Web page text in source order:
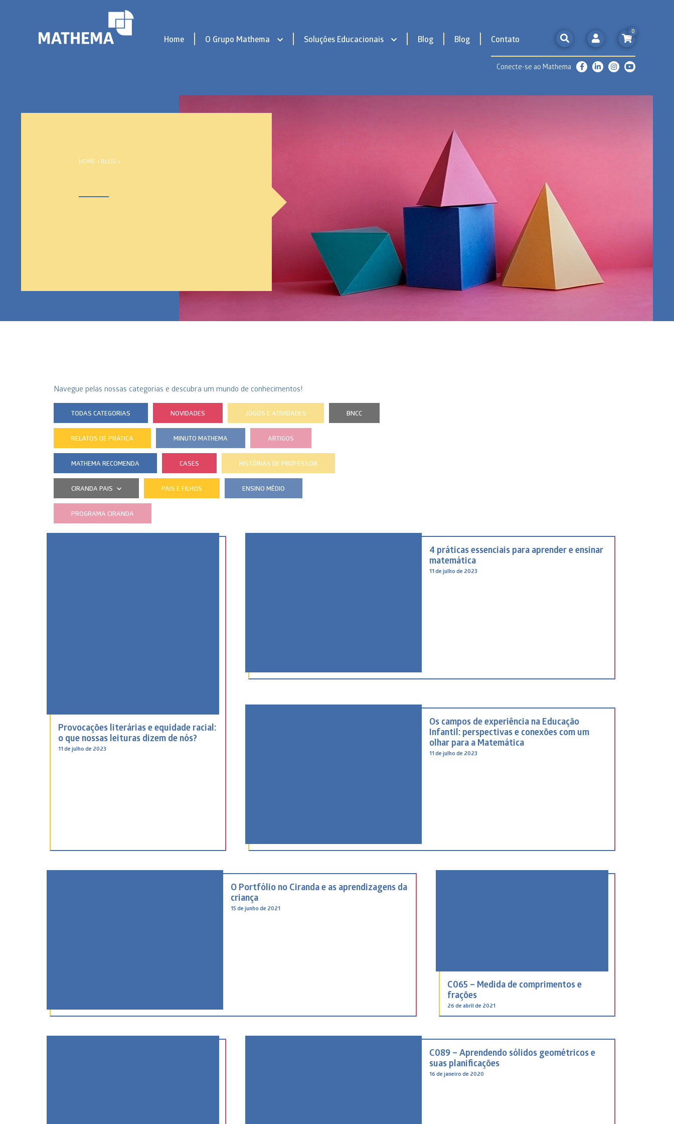
Home O Grupo Mathema Soluções Educacionais Blog Blog Contato
0
Conecte-se ao Mathema
HOME › BLOG ›
Navegue pelas nossas categorias e descubra um mundo de conhecimentos!
TODAS CATEGORIAS NOVIDADES JOGOS E ATIVIDADES BNCC
RELATOS DE PRÁTICA MINUTO MATHEMA ARTIGOS
MATHEMA RECOMENDA CASES HISTÓRIAS DE PROFESSOR
CIRANDA PAIS PAIS E FILHOS ENSINO MÉDIO
PROGRAMA CIRANDA
Provocações literárias e equidade racial:
o que nossas leituras dizem de nós?
11 de julho de 2023
4 práticas essenciais para aprender e ensinar
matemática
11 de julho de 2023
Os campos de experiência na Educação
Infantil: perspectivas e conexões com um
olhar para a Matemática
11 de julho de 2023
O Portfólio no Ciranda e as aprendizagens da
criança
15 de junho de 2021
C065 – Medida de comprimentos e
frações
26 de abril de 2021
C089 – Aprendendo sólidos geométricos e
suas planificações
16 de janeiro de 2020